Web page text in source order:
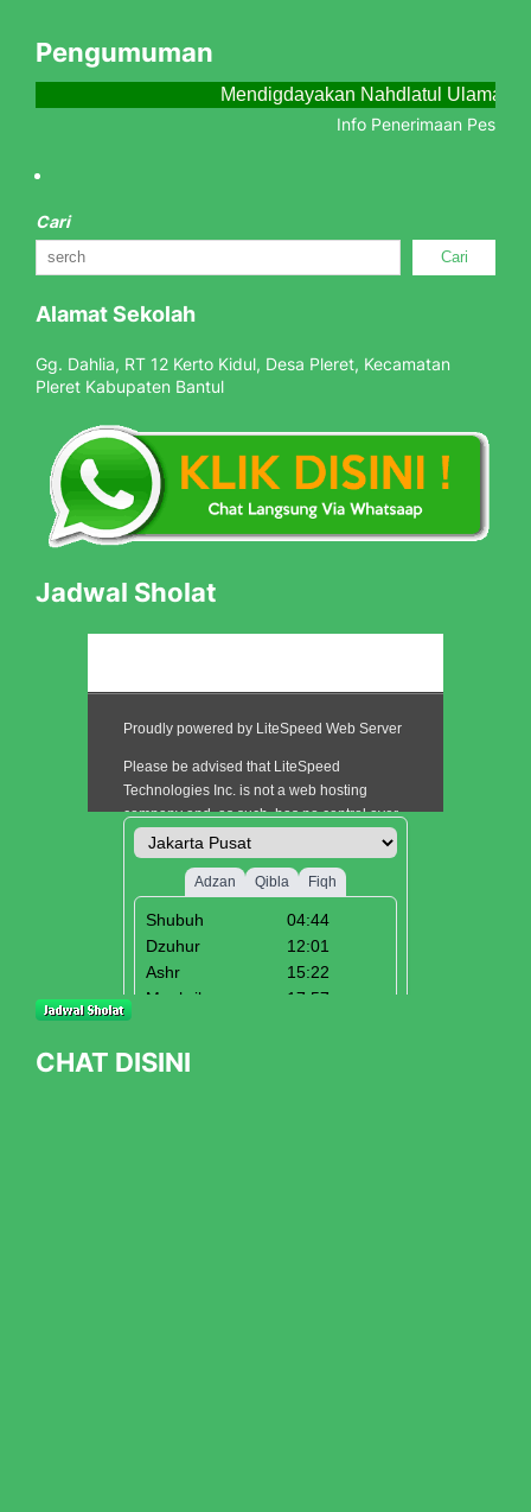
Pengumuman
Mendigdayakan Nahdlatul Ulama
Info Penerimaan Peserta
Cari
Cari
Alamat Sekolah
Gg. Dahlia, RT 12 Kerto Kidul, Desa Pleret, Kecamatan
Pleret Kabupaten Bantul
Jadwal Sholat
CHAT DISINI